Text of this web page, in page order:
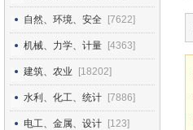
自然、环境、安全 [7622]
机械、力学、计量 [4363]
建筑、农业 [18202]
水利、化工、统计 [7886]
电工、金属、设计 [123]